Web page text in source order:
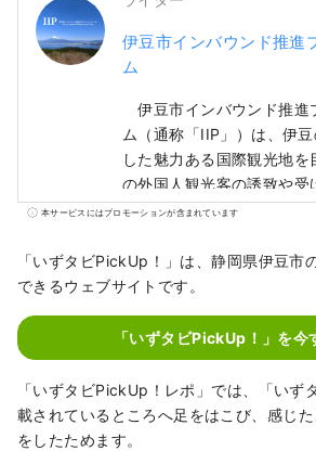
伊豆市インバウンド推進
ム
伊豆市インバウンド推進
ム（通称「IIP」）は、伊
した魅力ある国際観光地を
の外国人観光客の誘致や受
等を促進することを目的と
泉や海水浴場、山岳地帯な
ポットがあります。また、
旅行にも最適な場所です。 【カバー画像に関
する注意事項】 カバー画
写真コンテスト入賞作品で
島 裕樹 作品名：「小雪（
る」 カバー画像の無断転用
本サービスにはプロモーションが含まれています
「いずタビPickUp！」は、静岡県伊豆市
できるウェブサイトです。
「いずタビPickUp！」を今
「いずタビPickUp！レポ」では、「いず
載されているところへ足をはこび、感じ
をしたためます。